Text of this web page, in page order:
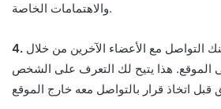
والاهتمامات الخاصة.
التواصل مع الأعضاء الآخرين من خلال
الموقع. هذا يتيح لك التعرف على الشخص